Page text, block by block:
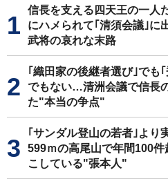
信長を支える四天王の一人
にハメられて｢清須会議｣に
武将の哀れな末路
｢織田家の後継者選び｣でも
でもない…清洲会議で信長
た"本当の争点"
｢サンダル登山の若者｣より
599ｍの高尾山で年間100件
こしている"張本人"